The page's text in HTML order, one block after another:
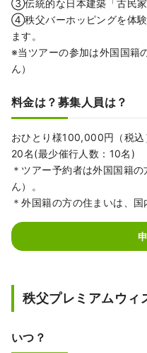
③伝統的な⽇本建築「古⺠
④秩⽗バーホッピングを体
ます。
※当ツアーの参加は外国国籍
ん）
料金は？募集人員は？
おひとり様100,000円（税込
20名(最少催⾏⼈数：10名)
＊ツアー予約者は外国国籍
ん）。
＊外国籍の方の住まいは、国
秩父プレミアムウィ
いつ？